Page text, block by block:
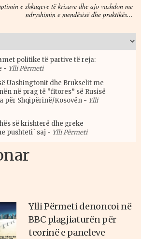
e shkaqeve të krizave dhe ajo vazhdon me
ndryshimin e mendësisë dhe praktikës...
politike të partive të reja:
- Ylli Përmeti
Uashingtonit dhe Brukselit me
në prag të “fitores” së Rusisë
për Shqipërinë/Kosovën - Ylli
së krishterë dhe greke
pushteti` saj - Ylli Përmeti
Ylli Përmeti denoncoi në
BBC plagjiaturën për
teorinë e paneleve